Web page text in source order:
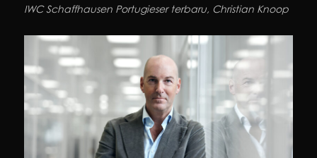
IWC Schaffhausen Portugieser terbaru, Christian Knoop